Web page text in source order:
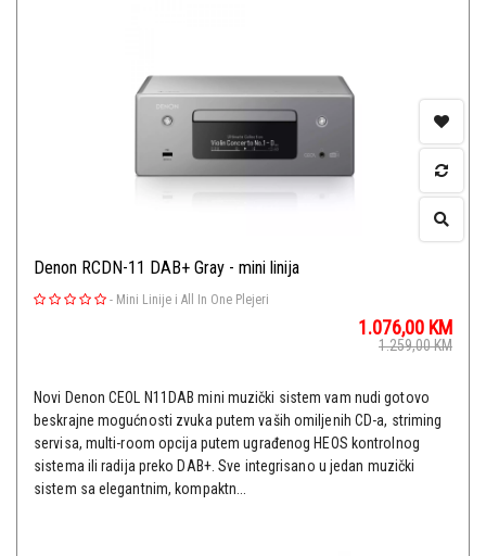
Denon RCDN-11 DAB+ Gray - mini linija
- Mini Linije i All In One Plejeri
1.076,00 KM
1.259,00KM
Novi Denon CEOL N11DAB mini muzički sistem vam nudi gotovo
beskrajne mogućnosti zvuka putem vaših omiljenih CD-a, striming
servisa, multi-room opcija putem ugrađenog HEOS kontrolnog
sistema ili radija preko DAB+. Sve integrisano u jedan muzički
sistem sa elegantnim, kompaktn...